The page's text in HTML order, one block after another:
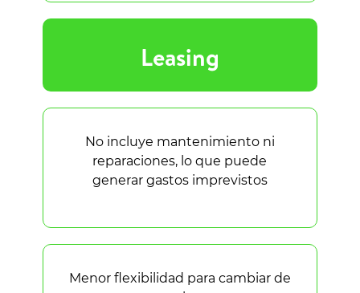
Leasing
No incluye mantenimiento ni
reparaciones, lo que puede
generar gastos imprevistos
Menor flexibilidad para cambiar de